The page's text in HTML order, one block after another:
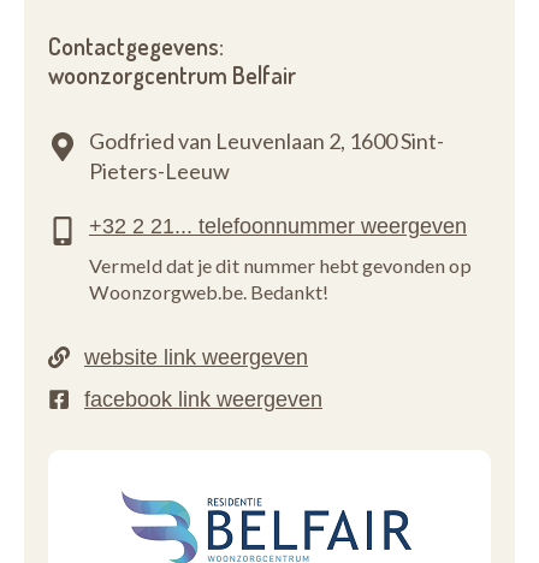
Contactgegevens:
woonzorgcentrum Belfair
Godfried van Leuvenlaan 2, 1600 Sint-
Pieters-Leeuw
Vermeld dat je dit nummer hebt gevonden op
Woonzorgweb.be. Bedankt!